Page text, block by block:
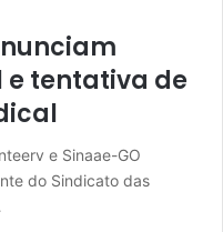
tentativa de
e Sinaae-GO
do Sindicato das